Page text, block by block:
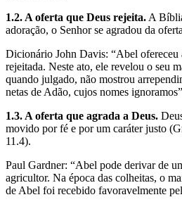
1.2. A oferta que Deus rejeita. A
adoração, o Senhor se agradou da
Dicionário John Davis: “Abel ofereceu
rejeitada. Neste ato, ele revelou o seu
quando julgado, não mostrou
netas de Adão, cujos nomes
1.3. A oferta que agrada a Deus.
movido por fé e por um caráter justo
11.4).
Paul Gardner: “Abel pode derivar de
agricultor. Na época das colheitas, o
de Abel foi recebido favoravelmente